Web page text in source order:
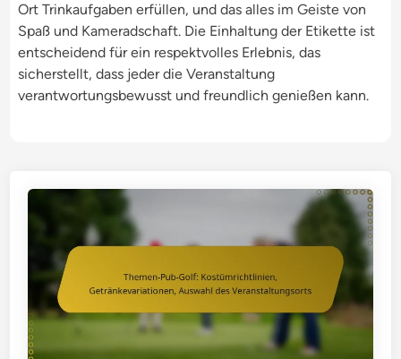
Ort Trinkaufgaben erfüllen, und das alles im Geiste von
Spaß und Kameradschaft. Die Einhaltung der Etikette ist
entscheidend für ein respektvolles Erlebnis, das
sicherstellt, dass jeder die Veranstaltung
verantwortungsbewusst und freundlich genießen kann.